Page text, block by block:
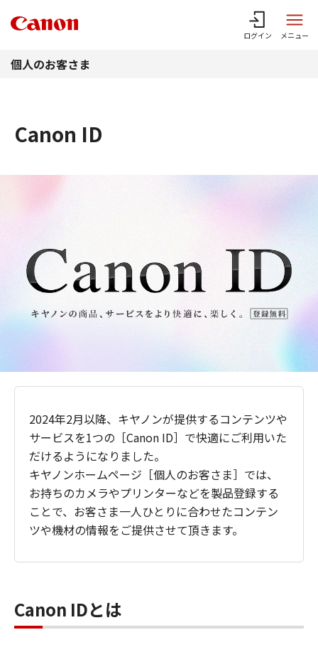
ログイン メニュー
個人のお客さま
Canon ID
2024年2月以降、キヤノンが提供するコンテンツや
サービスを1つの［Canon ID］で快適にご利用いた
だけるようになりました。
キヤノンホームページ［個人のお客さま］では、
お持ちのカメラやプリンターなどを製品登録する
ことで、お客さま一人ひとりに合わせたコンテン
ツや機材の情報をご提供させて頂きます。
Canon IDとは